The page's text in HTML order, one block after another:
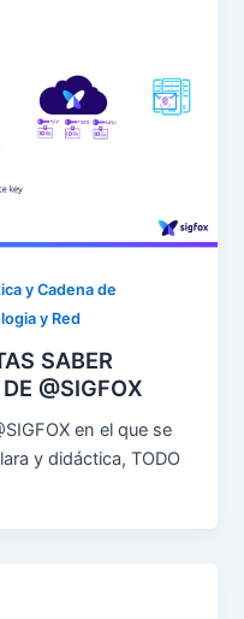
y Cadena de
y Red
SABER
@SIGFOX
en el que se
y didáctica, TODO